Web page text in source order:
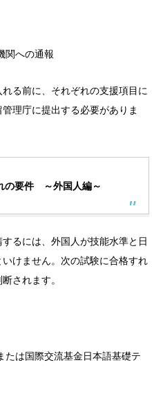
関への通報
る前に、それぞれの支援項目に
理庁に提出する必要がありま
の要件 ～外国人編～
るには、外国人が技能水準と日
けません。次の試験に合格すれ
されます。
は国際交流基金日本語基礎テ